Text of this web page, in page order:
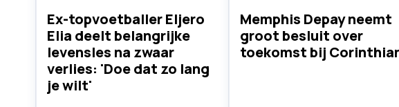
Ex-topvoetballer Eljero
Elia deelt belangrijke
levensles na zwaar
verlies: 'Doe dat zo lang
je wilt'
Memphis Depay neemt
groot besluit over
toekomst bij